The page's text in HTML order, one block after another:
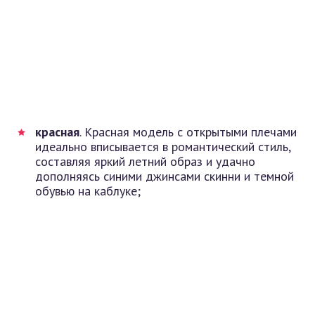
красная. Красная модель с открытыми плечами
идеально вписывается в романтический стиль,
составляя яркий летний образ и удачно
дополняясь синими джинсами скинни и темной
обувью на каблуке;